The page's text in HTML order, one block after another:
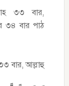
৩৩ বার,
৩৪ বার পাঠ
বার, আল্লাহু